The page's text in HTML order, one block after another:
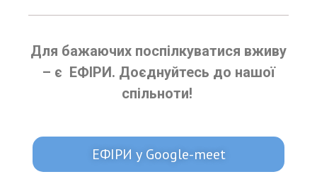
Для бажаючих поспілкуватися вживу
– є ЕФІРИ. Доєднуйтесь до нашої
спільноти!
ЕФІРИ у Google-meet